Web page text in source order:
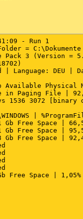
- {438755C2-
cache
(AcrSch2Svc) -
Inc. -
(gupdate) -
- Google -
Company -
Company -
-
- Unknown owner
-
Service
- Unknown
-
- Run 1
= C:\Dokumente
Pack 3 (Version =
Language: DEU |
Physical
in Paging File |
3072 [binary
|
Free Space |
Free Space |
Free Space |
Space |